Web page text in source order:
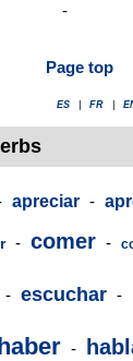
-
Page top
ES FR
apreciar -
- comer -
- escuchar -
-